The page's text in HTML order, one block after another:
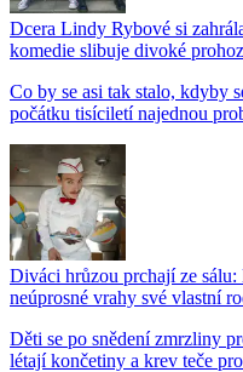
Dcera Lindy Rybové si
komedie slibuje divoké
Co by se asi tak stalo, kdyby
počátku tisíciletí najednou
Diváci hrůzou prchají ze
neúprosné vrahy své vlastní
Děti se po snědení zmrzliny
létají končetiny a krev teče